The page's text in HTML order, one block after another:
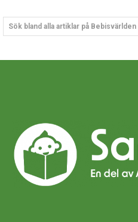
Sök bland alla artiklar på Bebisvärlden